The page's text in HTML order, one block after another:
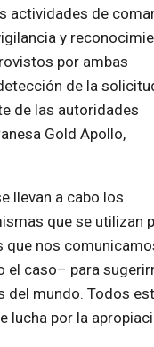
actividades de
y
por ambas
de la
de las autoridades
Gold Apollo,
llevan a cabo los
que se utilizan
nos
caso– para
mundo. Todos
lucha por la